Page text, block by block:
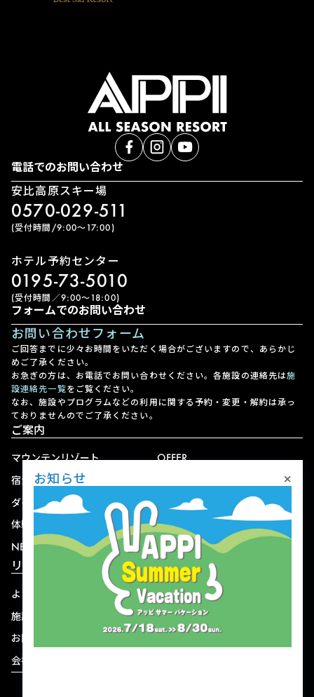
電話でのお問い合わせ
安比高原スキー場
0570-029-511
(受付時間/9:00〜17:00)
ホテル予約センター
0195-73-5010
(受付時間／9:00〜18:00)
フォームでのお問い合わせ
お問い合わせフォーム
ご回答までに少々お時間をいただく場合がございますので、あらかじ
めご了承ください。
お急ぎの方は、お電話でお問い合わせください。各施設の連絡先は施
設連絡先一覧をご覧ください。
なお、施設やプログラムなどの利用に関する予約・変更・解約は承っ
ておりませんのでご了承ください。
ご案内
マウンテンリゾート
宿泊
ダイニング
体験
NEWS
OFFER
ショップ
リゾート情報
よくある質問
施設連絡先一覧
お問い合わせ
会社概要
関連施設
資料ダウンロード
お知らせ ×